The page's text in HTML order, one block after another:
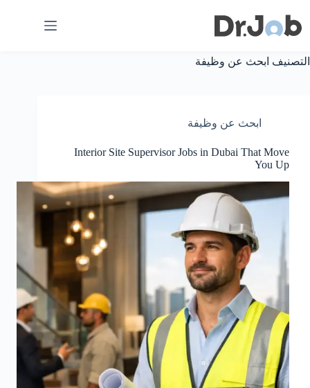
إلى
المحتوى
التصنيف ابحث عن وظيفة
ابحث عن وظيفة
Interior Site Supervisor Jobs in Dubai That Move
You Up